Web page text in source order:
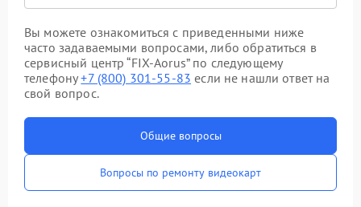
Вы можете ознакомиться с приведенными ниже
часто задаваемыми вопросами, либо обратиться в
сервисный центр “FIX-Aorus” по следующему
телефону+7 (800) 301-55-83 если не нашли ответ на
свой вопрос.
Общие вопросы
Вопросы по ремонту видеокарт